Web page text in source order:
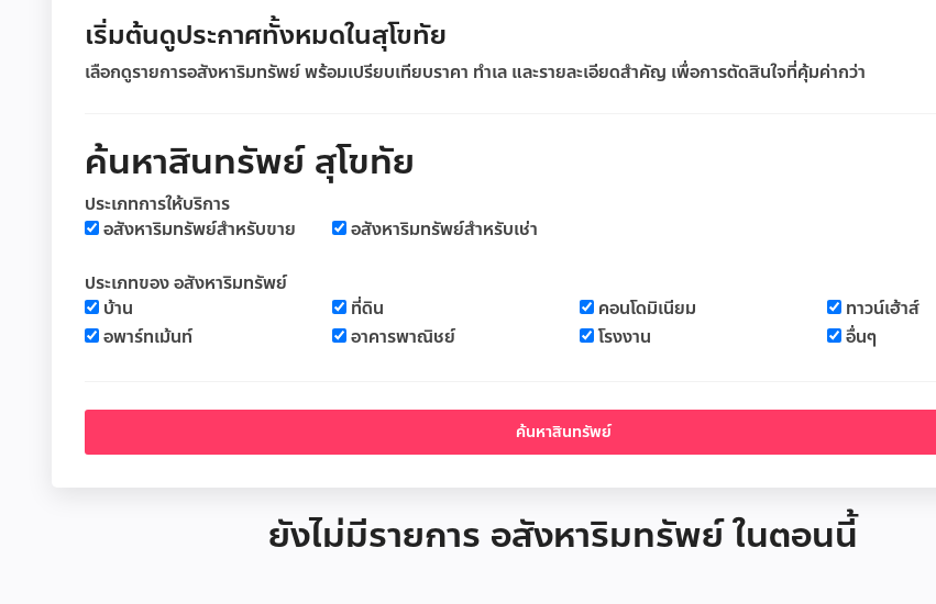
เริ่มต้นดูประกาศทั้งหมดในสุโขทัย
เลือกดูรายการอสังหาริมทรัพย์ พร้อมเปรียบเทียบราคา ทำเล และรายละเอียดสำคัญ เพื่อการตัดสินใจที่คุ้มค่ากว่า
ค้นหาสินทรัพย์ สุโขทัย
ประเภทการให้บริการ
อสังหาริมทรัพย์สำหรับขาย
อสังหาริมทรัพย์สำหรับเช่า
ประเภทของ อสังหาริมทรัพย์
บ้าน
ที่ดิน คอนโดมิเนียม
ทาวน์เฮ้าส์
อพาร์ทเม้นท์
อาคารพาณิชย์ โรงงาน อื่นๆ
ยังไม่มีรายการ อสังหาริมทรัพย์ ในตอนนี้